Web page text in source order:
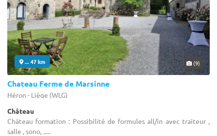
... 47 km (9)
Chateau Ferme de Marsinne
Héron - Liège (WLG)
Château
Château formation : Possibilité de formules all/in avec traiteur ,
salle , sono, .....